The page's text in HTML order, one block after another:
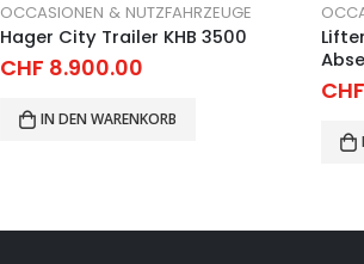
OCCASIONEN & NUTZFAHRZEUGE
Hager City Trailer KHB 3500
CHF 8.900.00
IN DEN WARENKORB
CHF